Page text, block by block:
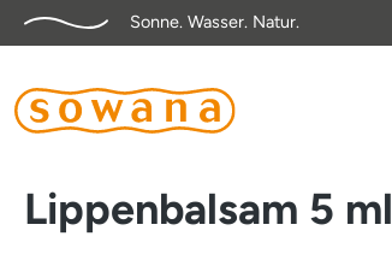
Zur Hauptnavigation springen
Sonne. Wasser. Natur.
Lippenbalsam 5 ml